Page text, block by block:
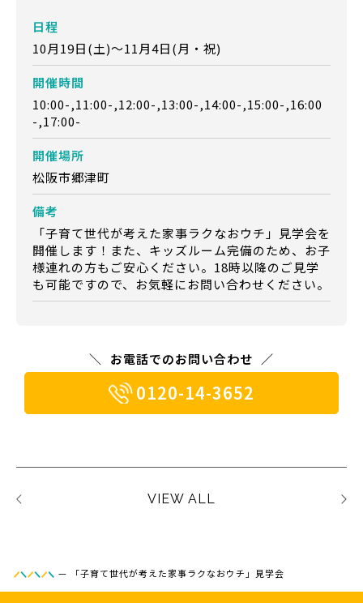
日程
10月19日(土)～11月4日(月・祝)
開催時間
10:00-,11:00-,12:00-,13:00-,14:00-,15:00-,16:00
-,17:00-
開催場所
松阪市郷津町
備考
「子育て世代が考えた家事ラクなおウチ」見学会を
開催します！また、キッズルーム完備のため、お子
様連れの方もご安心ください。18時以降のご見学
も可能ですので、お気軽にお問い合わせください。
お電話でのお問い合わせ
0120-14-3652
VIEW ALL
— 「子育て世代が考えた家事ラクなおウチ」見学会